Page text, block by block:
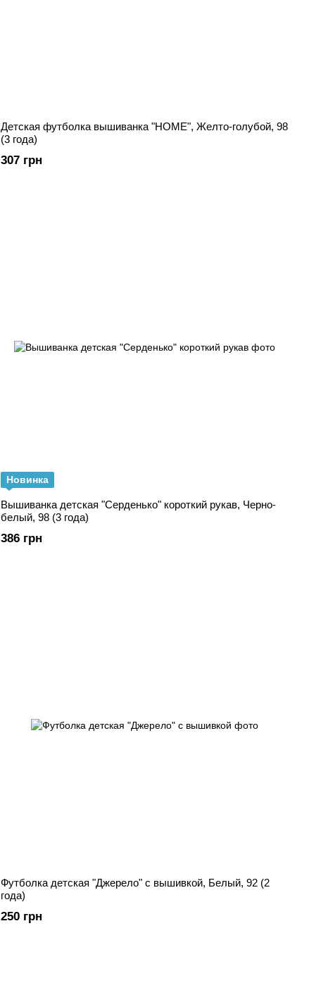
Детская футболка вышиванка "HOME", Желто-голубой, 98
(3 года)
307 грн
Новинка
Вышиванка детская "Серденько" короткий рукав, Черно-
белый, 98 (3 года)
386 грн
Футболка детская "Джерело" с вышивкой, Белый, 92 (2
года)
250 грн